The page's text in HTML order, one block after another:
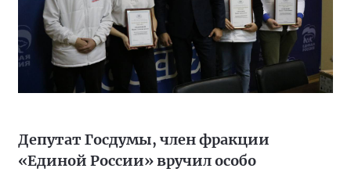
Депутат Госдумы, член фракции
«Единой России» вручил особо